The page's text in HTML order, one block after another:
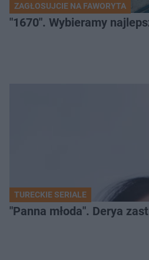
ZAGŁOSUJCIE NA FAWORYTA
"1670". Wybieramy
TURECKIE SERIALE
"Panna młoda". Derya